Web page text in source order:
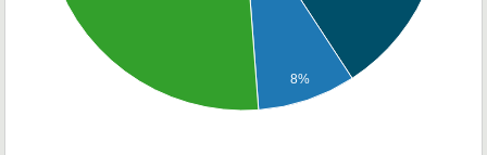
8%